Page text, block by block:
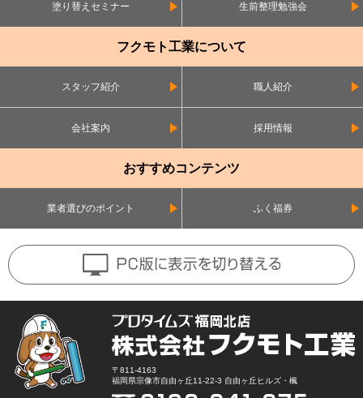
塗り替えセミナー 生前整理勉強会
フクモト工業について
スタッフ紹介 職人紹介
会社案内 採用情報
おすすめコンテンツ
業者選びのポイント ふく福券
〒811-4163
福岡県宗像市自由ヶ丘11-22-3 自由ヶ丘ヒルズ・楓